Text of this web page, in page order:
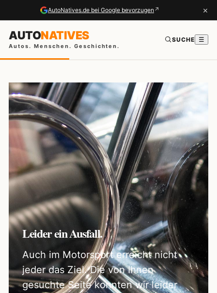
AutoNatives.de bei Google bevorzugen ↗ ×
AUTONATIVES
Autos. Menschen. Geschichten.
SUCHE ☰
Leider ein Ausfall.
Auch im Motorsport erreicht nicht
jeder das Ziel. Die von Ihnen
gesuchte Seite konnten wir leider